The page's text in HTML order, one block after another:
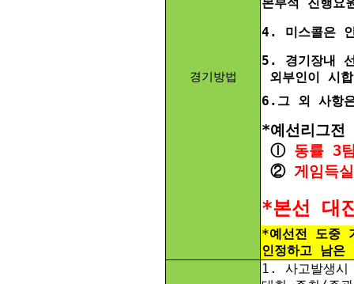
경기방법
4. 미스콜은
5. 경기장내
외부인이 시
6.그 외 사항
*예선리그
ⓛ 동률 3
② 게임득
*본선 대
*예선전 도중
인정하고 남
1. 사고발생시